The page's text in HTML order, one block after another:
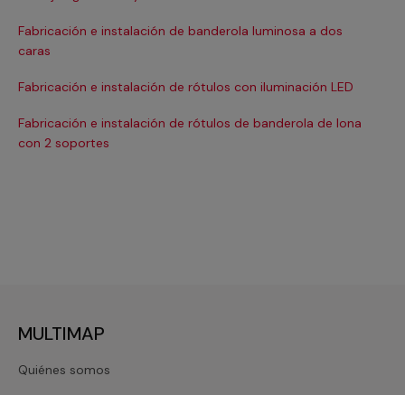
Fabricación e instalación de banderola luminosa a dos
caras
Fabricación e instalación de rótulos con iluminación LED
Fabricación e instalación de rótulos de banderola de lona
con 2 soportes
MULTIMAP
Quiénes somos